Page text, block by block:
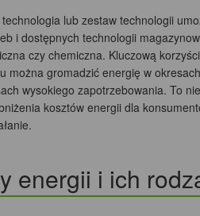
lub zestaw technologii
i dostępnych technologii
czy chemiczna. Kluczową
można gromadzić energię w
wysokiego zapotrzebowania. To
kosztów energii dla
energii i ich